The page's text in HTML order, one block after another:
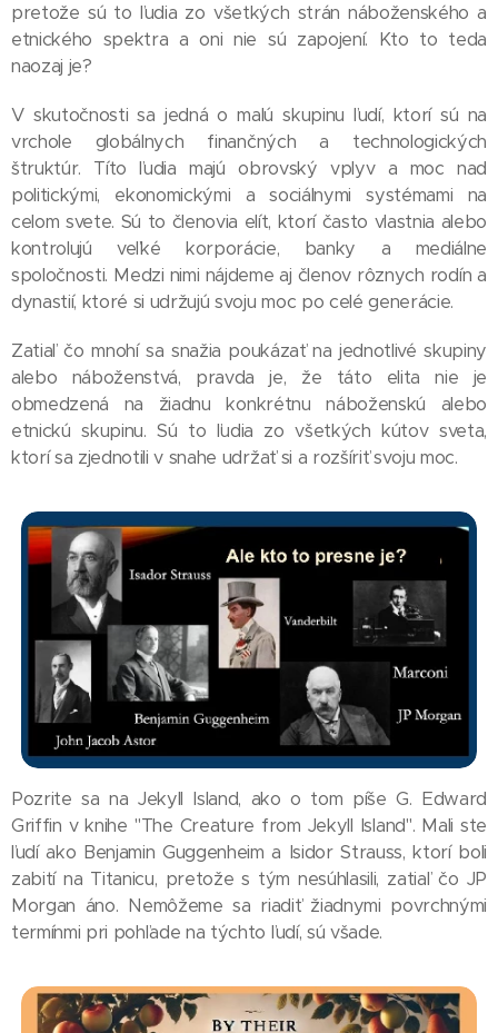
pretože sú to ľudia zo všetkých strán náboženského a
etnického spektra a oni nie sú zapojení. Kto to teda
naozaj je?
V skutočnosti sa jedná o malú skupinu ľudí, ktorí sú na
vrchole globálnych finančných a technologických
štruktúr. Títo ľudia majú obrovský vplyv a moc nad
politickými, ekonomickými a sociálnymi systémami na
celom svete. Sú to členovia elít, ktorí často vlastnia alebo
kontrolujú veľké korporácie, banky a mediálne
spoločnosti. Medzi nimi nájdeme aj členov rôznych rodín a
dynastií, ktoré si udržujú svoju moc po celé generácie.
Zatiaľ čo mnohí sa snažia poukázať na jednotlivé skupiny
alebo náboženstvá, pravda je, že táto elita nie je
obmedzená na žiadnu konkrétnu náboženskú alebo
etnickú skupinu. Sú to ľudia zo všetkých kútov sveta,
ktorí sa zjednotili v snahe udržať si a rozšíriť svoju moc.
Pozrite sa na Jekyll Island, ako o tom píše G. Edward
Griffin v knihe "The Creature from Jekyll Island". Mali ste
ľudí ako Benjamin Guggenheim a Isidor Strauss, ktorí boli
zabití na Titanicu, pretože s tým nesúhlasili, zatiaľ čo JP
Morgan áno. Nemôžeme sa riadiť žiadnymi povrchnými
termínmi pri pohľade na týchto ľudí, sú všade.